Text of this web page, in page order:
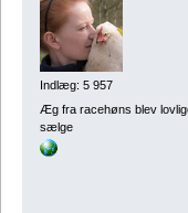
Indlæg: 5 957
Æg fra racehøns blev
sælge